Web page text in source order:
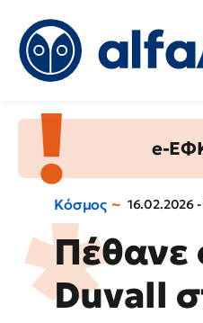
e-
Κόσμος 16.02.2026
Πέθανε
Duvall